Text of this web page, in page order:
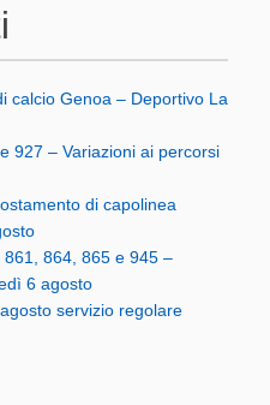
calcio Genoa – Deportivo La
927 – Variazioni ai percorsi
di capolinea
864, 865 e 945 –
6 agosto
servizio regolare